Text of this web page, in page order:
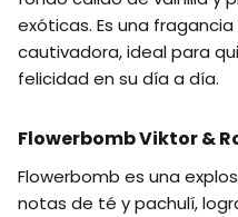
exóticas. Es una
cautivadora, ideal para
felicidad en su día a día.
Flowerbomb Viktor &
Flowerbomb es una
notas de té y pachulí,